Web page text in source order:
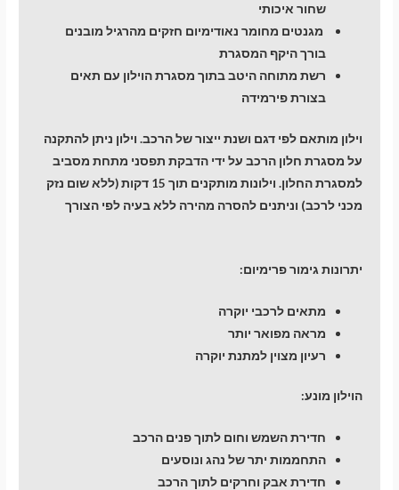
שחור איכותי
מגנטים מחומר נאודימיום חזקים מהרגיל מובנים
בורך היקף המסגרת
רשת מתוחה היטב בתוך מסגרת הוילון עם תאים
בצורת פירמידה
וילון מותאם לפי דגם ושנת ייצור של הרכב. וילון ניתן להתקנה
על מסגרת חלון הרכב על ידי הדבקת תפסני מתחת מסביב
למסגרת החלון. וילונות מותקנים תוך 15 דקות (ללא שום נזק
מכני לרכב) וניתנים להסרה מהירה ללא בעיה לפי הצורך
יתרונות גימור פרימיום:
מתאים לרכבי יוקרה
מראה מפואר יותר
רעיון מצוין למתנת יוקרה
הוילון מונע:
חדירת השמש וחום לתוך פנים הרכב
התחממות יתר של נהג ונוסעים
חדירת אבק וחרקים לתוך הרכב